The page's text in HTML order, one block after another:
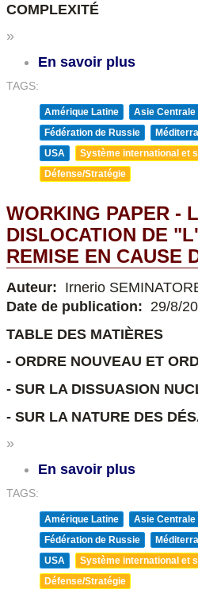
COMPLEXITÉ
»
En savoir plus
TAGS:
Amérique Latine
Asie Centrale
Fédération de Russie
USA
Système international et
Défense/Stratégie
WORKING PAPER -
DISLOCATION DE
REMISE EN CAUSE
Auteur: Irnerio
Date de publication: 29/8/
TABLE DES MATIÈRES
- ORDRE NOUVEAU ET
- SUR LA DISSUASION
- SUR LA NATURE DES
»
En savoir plus
TAGS:
Amérique Latine
Asie Centrale
Fédération de Russie
USA
Système international et
Défense/Stratégie